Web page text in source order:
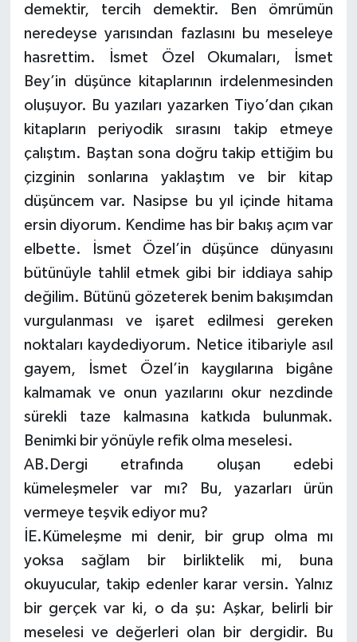
demektir, tercih demektir. Ben ömrümün
neredeyse yarısından fazlasını bu meseleye
hasrettim. İsmet Özel Okumaları, İsmet
Bey’in düşünce kitaplarının irdelenmesinden
oluşuyor. Bu yazıları yazarken Tiyo’dan çıkan
kitapların periyodik sırasını takip etmeye
çalıştım. Baştan sona doğru takip ettiğim bu
çizginin sonlarına yaklaştım ve bir kitap
düşüncem var. Nasipse bu yıl içinde hitama
ersin diyorum. Kendime has bir bakış açım var
elbette. İsmet Özel’in düşünce dünyasını
bütünüyle tahlil etmek gibi bir iddiaya sahip
değilim. Bütünü gözeterek benim bakışımdan
vurgulanması ve işaret edilmesi gereken
noktaları kaydediyorum. Netice itibariyle asıl
gayem, İsmet Özel’in kaygılarına bigâne
kalmamak ve onun yazılarını okur nezdinde
sürekli taze kalmasına katkıda bulunmak.
Benimki bir yönüyle refik olma meselesi.
AB.Dergi etrafında oluşan edebi
kümeleşmeler var mı? Bu, yazarları ürün
vermeye teşvik ediyor mu?
İE.Kümeleşme mi denir, bir grup olma mı
yoksa sağlam bir birliktelik mi, buna
okuyucular, takip edenler karar versin. Yalnız
bir gerçek var ki, o da şu: Aşkar, belirli bir
meselesi ve değerleri olan bir dergidir. Bu